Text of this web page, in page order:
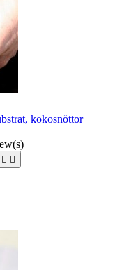
kokosnöttor
 